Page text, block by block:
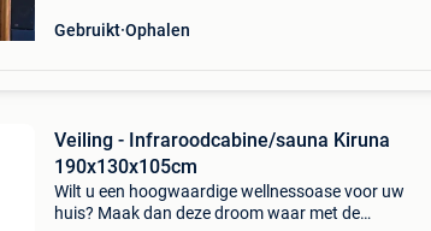
Gebruikt Ophalen
Veiling - Infraroodcabine/sauna Kiruna
190x130x105cm
Wilt u een hoogwaardige wellnessoase voor uw
huis? Maak dan deze droom waar met de